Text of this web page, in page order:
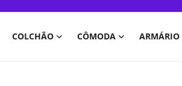
COLCHÃO CÔMODA ARMÁRIO